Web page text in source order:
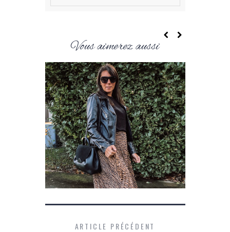
Vous aimerez aussi
ARTICLE PRÉCÉDENT